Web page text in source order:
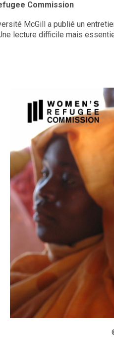
Commission
McGill a publié un
lecture difficile mais